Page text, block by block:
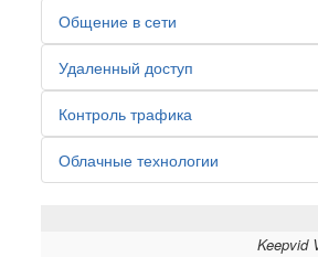
Общение в сети
Удаленный доступ
Контроль трафика
Облачные технологии
Keepvid